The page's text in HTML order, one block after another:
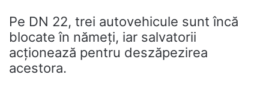
Pe DN 22, trei autovehicule sunt încă
blocate în nămeți, iar salvatorii
acționează pentru deszăpezirea
acestora.